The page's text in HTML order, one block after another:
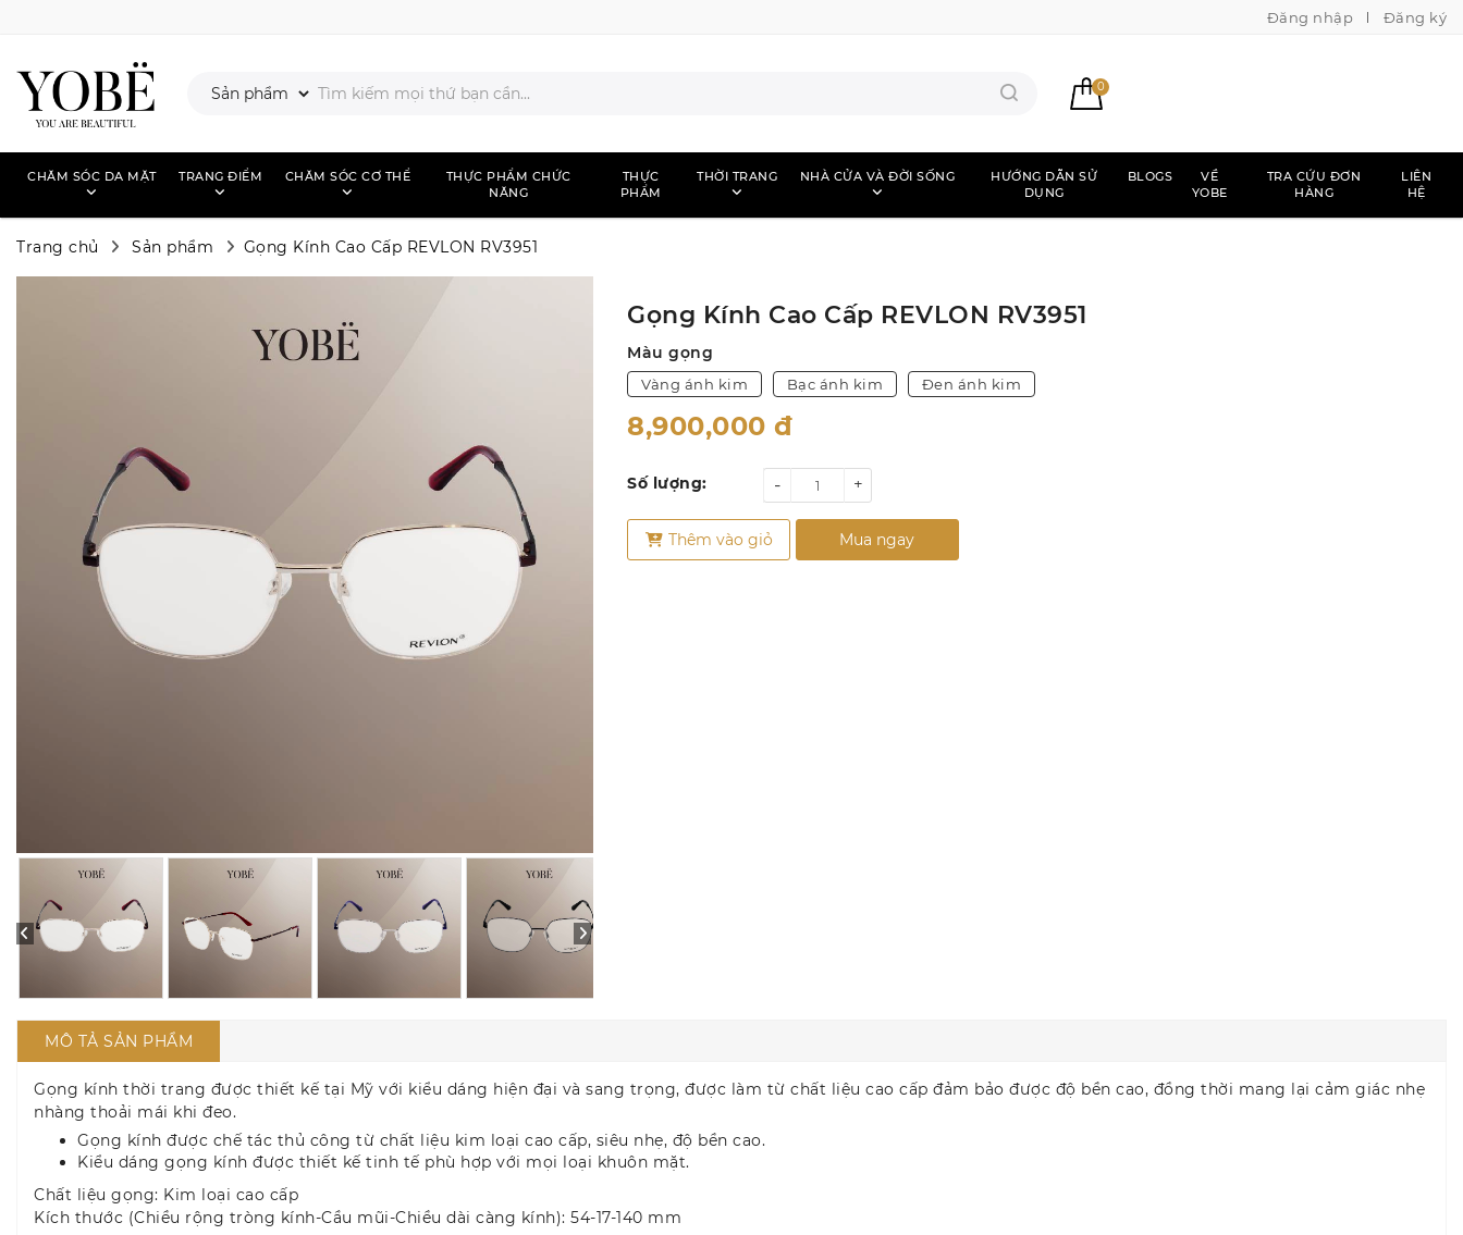
Đăng nhập Đăng ký
0
CHĂM SÓC DA MẶT TRANG ĐIỂM CHĂM SÓC CƠ THỂ
THỰC PHẨM CHỨC
NĂNG
THỰC
PHẨM
THỜI TRANG NHÀ CỬA VÀ ĐỜI SỐNG
HƯỚNG DẪN SỬ
DỤNG
BLOGS
VỀ
YOBE
TRA CỨU ĐƠN
HÀNG
LIÊN
HỆ
Trang chủ Sản phẩm Gọng Kính Cao Cấp REVLON RV3951
Gọng Kính Cao Cấp REVLON RV3951
Màu gọng
Vàng ánh kim Bạc ánh kim Đen ánh kim
8,900,000 đ
Số lượng: +
-
Thêm vào giỏ Mua ngay
MÔ TẢ SẢN PHẨM
Gọng kính thời trang được thiết kế tại Mỹ với kiểu dáng hiện đại và sang trọng, được làm từ chất liệu cao cấp đảm bảo được độ bền cao, đồng thời mang lại cảm giác nhẹ
nhàng thoải mái khi đeo.
Gọng kính được chế tác thủ công từ chất liệu kim loại cao cấp, siêu nhẹ, độ bền cao.
Kiểu dáng gọng kính được thiết kế tinh tế phù hợp với mọi loại khuôn mặt.
Chất liệu gọng: Kim loại cao cấp
Kích thước (Chiều rộng tròng kính-Cầu mũi-Chiều dài càng kính): 54-17-140 mm